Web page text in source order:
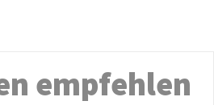
empfehlen